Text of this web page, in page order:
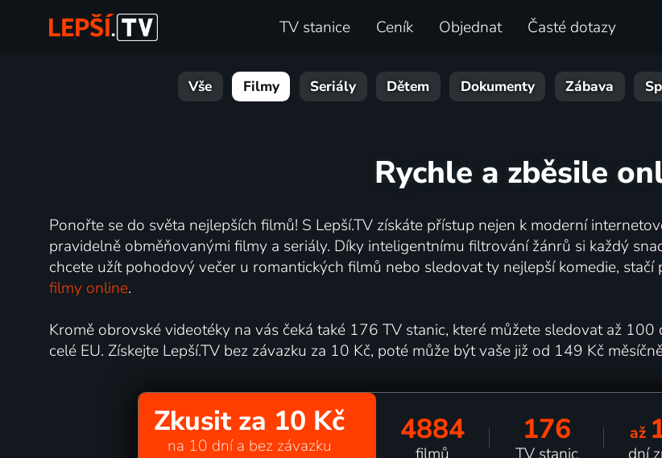
TV stanice Ceník Objednat Časté dotazy
Vše Filmy Seriály Dětem Dokumenty Zábava
Rychle a zběsile
Ponořte se do světa nejlepších filmů! S Lepší.TV získáte přístup nejen k moderní
pravidelně obměňovanými filmy a seriály. Díky inteligentnímu filtrování žánrů si každý
chcete užít pohodový večer u romantických filmů nebo sledovat ty nejlepší komedie,
filmy online.
Kromě obrovské videotéky na vás čeká také 176 TV stanic, které můžete sledovat až
celé EU. Získejte Lepší.TV bez závazku za 10 Kč, poté může být vaše již od 149 Kč
Zkusit za 10 Kč
na 10 dní a bez závazku 4884
filmů
176
TV stanic
až
dní